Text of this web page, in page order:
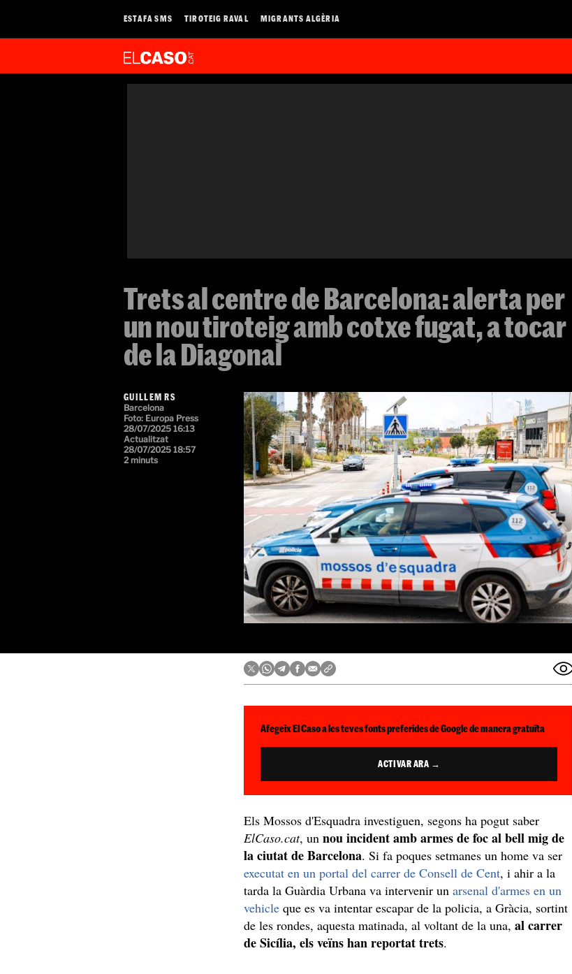
ESTAFA SMS TIROTEIG RAVAL MIGRANTS ALGÈRIA
Trets al centre de Barcelona: alerta per
un nou tiroteig amb cotxe fugat, a tocar
de la Diagonal
GUILLEM RS
Barcelona
Foto: Europa Press
28/07/2025 16:13
Actualitzat
28/07/2025 18:57
2 minuts
Afegeix El Caso a les teves fonts preferides de Google de manera gratuïta
ACTIVAR ARA →
Els Mossos d'Esquadra investiguen, segons ha pogut saber
ElCaso.cat, unnou incident amb armes de foc al bell mig de
la ciutat de Barcelona. Si fa poques setmanes un home va ser
executat en un portal del carrer de Consell de Cent, i ahir a la
tarda la Guàrdia Urbana va intervenir unarsenal d'armes en un
vehicle que es va intentar escapar de la policia, a Gràcia, sortint
de les rondes, aquesta matinada, al voltant de la una,al carrer
de Sicília, els veïns han reportat trets.